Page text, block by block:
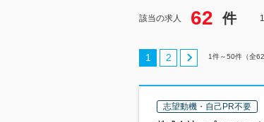
該当の求人 62 件
1 2 1件～50件（全62
志望動機・自己PR不要